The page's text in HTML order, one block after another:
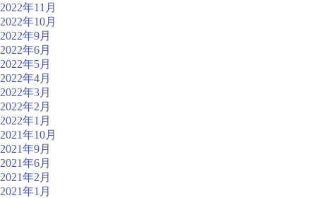
2022年11月
2022年10月
2022年9月
2022年6月
2022年5月
2022年4月
2022年3月
2022年2月
2022年1月
2021年10月
2021年9月
2021年6月
2021年2月
2021年1月